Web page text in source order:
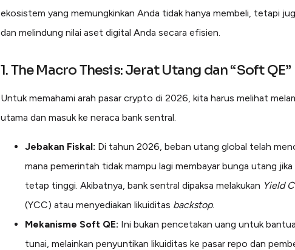
ekosistem yang memungkinkan Anda tidak hanya membeli, tetapi
dan melindung nilai aset digital Anda secara efisien.
1. The Macro Thesis: Jerat Utang dan “Soft QE”
Untuk memahami arah pasar crypto di 2026, kita harus melihat
utama dan masuk ke neraca bank sentral.
Jebakan Fiskal: Di tahun 2026, beban utang global telah
mana pemerintah tidak mampu lagi membayar bunga utang
tetap tinggi. Akibatnya, bank sentral dipaksa melakukan Yield
(YCC) atau menyediakan likuiditas backstop.
Mekanisme Soft QE: Ini bukan pencetakan uang untuk
tunai, melainkan penyuntikan likuiditas ke pasar repo dan